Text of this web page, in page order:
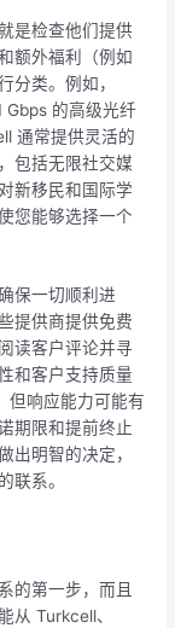
是检查他们提供
额外福利（例如
分类。例如，
Gbps 的高级光纤
通常提供灵活的
包括无限社交媒
新移民和国际学
您能够选择一个
保一切顺利进
提供商提供免费
读客户评论并寻
和客户支持质量
但响应能力可能有
期限和提前终止
出明智的决定，
联系。
的第一步，而且
从 Turkcell、